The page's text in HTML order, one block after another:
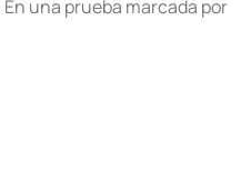
una prueba marcada por